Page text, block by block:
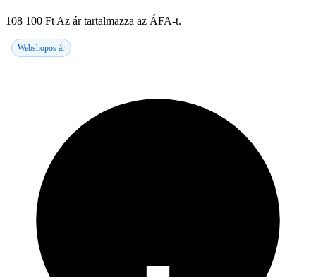
108 100 Ft Az ár tartalmazza az ÁFA-t.
Webshopos ár